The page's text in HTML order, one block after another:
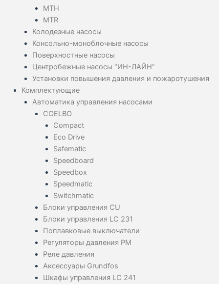
MTH
MTR
Колодезные насосы
Консольно-моноблочные насосы
Поверхностные насосы
Центробежные насосы “ИН-ЛАЙН”
Установки повышения давления и пожаротушения
Комплектующие
Автоматика управления насосами
COELBO
Compact
Eco Drive
Safematic
Speedboard
Speedbox
Speedmatic
Switchmatic
Блоки управления CU
Блоки управления LC 231
Поплавковые выключатели
Регуляторы давления PM
Реле давления
Аксессуары Grundfos
Шкафы управления LC 241